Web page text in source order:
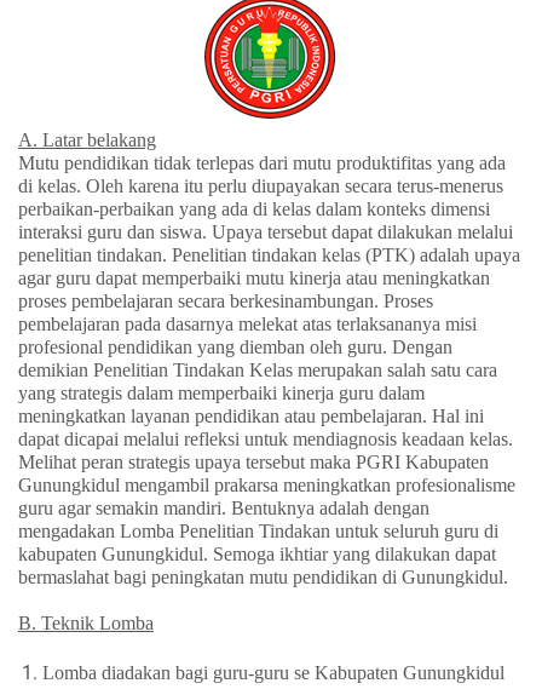
A. Latar belakang
Mutu pendidikan tidak terlepas dari mutu produktifitas yang ada
di kelas. Oleh karena itu perlu diupayakan secara terus-menerus
perbaikan-perbaikan yang ada di kelas dalam konteks dimensi
interaksi guru dan siswa. Upaya tersebut dapat dilakukan melalui
penelitian tindakan. Penelitian tindakan kelas (PTK) adalah upaya
agar guru dapat memperbaiki mutu kinerja atau meningkatkan
proses pembelajaran secara berkesinambungan. Proses
pembelajaran pada dasarnya melekat atas terlaksananya misi
profesional pendidikan yang diemban oleh guru. Dengan
demikian Penelitian Tindakan Kelas merupakan salah satu cara
yang strategis dalam memperbaiki kinerja guru dalam
meningkatkan layanan pendidikan atau pembelajaran. Hal ini
dapat dicapai melalui refleksi untuk mendiagnosis keadaan kelas.
Melihat peran strategis upaya tersebut maka PGRI Kabupaten
Gunungkidul mengambil prakarsa meningkatkan profesionalisme
guru agar semakin mandiri. Bentuknya adalah dengan
mengadakan Lomba Penelitian Tindakan untuk seluruh guru di
kabupaten Gunungkidul. Semoga ikhtiar yang dilakukan dapat
bermaslahat bagi peningkatan mutu pendidikan di Gunungkidul.
B. Teknik Lomba
Lomba diadakan bagi guru-guru se Kabupaten Gunungkidul